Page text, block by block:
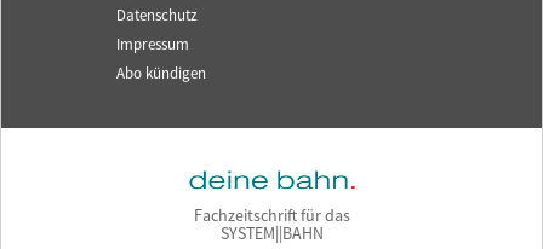
Datenschutz
Impressum
Abo kündigen
Fachzeitschrift für das
SYSTEM||BAHN